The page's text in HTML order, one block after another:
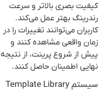
کیفیت بصری بالاتر و سرعت
رندرینگ بهتر عمل می‌کند.
کاربران می‌توانند تغییرات را در
زمان واقعی مشاهده کنند و
پیش از شروع پرینت، از نتیجه
نهایی اطمینان حاصل کنند.
سیستم Template Library